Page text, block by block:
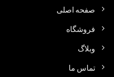
صفحه اصلی
فروشگاه
وبلاگ
تماس ما